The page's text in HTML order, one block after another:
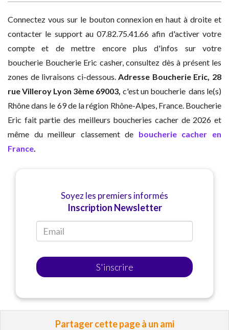
Connectez vous sur le bouton connexion en haut à droite et
contacter le support au 07.82.75.41.66 afin d'activer votre
compte et de mettre encore plus d'infos sur votre
boucherie Boucherie Eric casher, consultez dès à présent les
zones de livraisons ci-dessous. Adresse Boucherie Eric, 28
rue Villeroy Lyon 3ème 69003, c'est un boucherie dans le(s)
Rhône dans le 69 de la région Rhône-Alpes, France. Boucherie
Eric fait partie des meilleurs boucheries cacher de 2026 et
même du meilleur classement de boucherie cacher en
France
Soyez les premiers informés
Inscription Newsletter
S'inscrire
Partager cette page à un ami